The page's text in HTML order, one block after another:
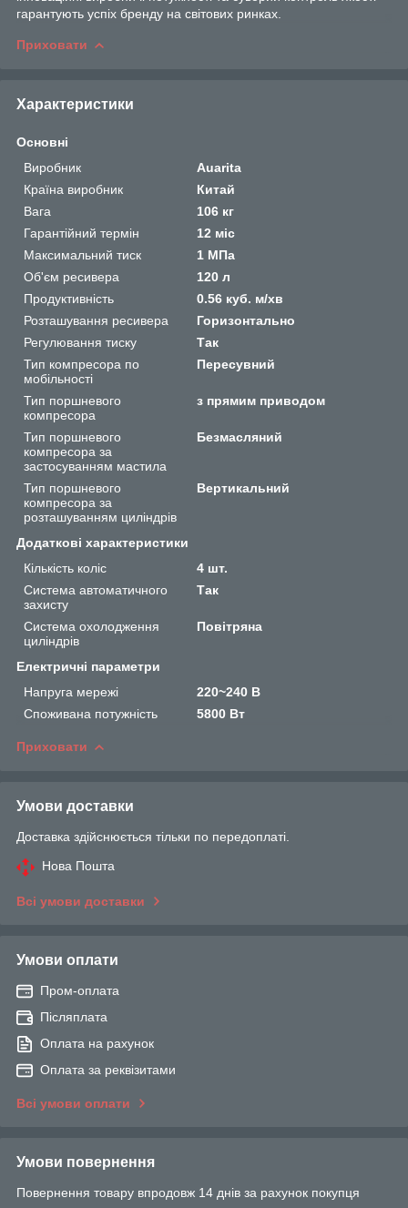
гарантують успіх бренду на світових ринках.
Приховати
Характеристики
Основні
Виробник
Auarita
Країна виробник
Китай
Вага
106 кг
Гарантійний термін
12 міс
Максимальний тиск
1 МПа
Об'єм ресивера
120 л
Продуктивність
0.56 куб. м/хв
Розташування ресивера
Горизонтально
Регулювання тиску
Так
Тип компресора по
мобільності
Пересувний
Тип поршневого
компресора
з прямим приводом
Тип поршневого
компресора за
застосуванням мастила
Безмасляний
Тип поршневого
компресора за
розташуванням циліндрів
Вертикальний
Додаткові характеристики
Кількість коліс
4 шт.
Система автоматичного
захисту
Так
Система охолодження
циліндрів
Повітряна
Електричні параметри
Напруга мережі
220~240 В
Споживана потужність
5800 Вт
Приховати
Умови доставки
Доставка здійснюється тільки по передоплаті.
Нова Пошта
Всі умови доставки
Умови оплати
Пром-оплата
Післяплата
Оплата на рахунок
Оплата за реквізитами
Всі умови оплати
Умови повернення
Повернення товару впродовж 14 днів за рахунок покупця